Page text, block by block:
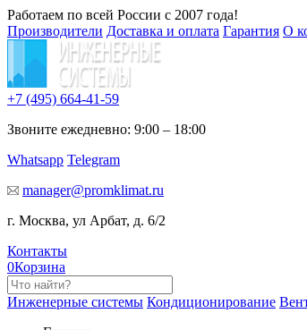
Работаем по всей России с 2007 года!
Производители Доставка и оплата Гарантия О
+7 (495) 664-41-59
Звоните ежедневно: 9:00 – 18:00
Whatsapp Telegram
manager@promklimat.ru
г. Москва, ул Арбат, д. 6/2
Контакты
0Корзина
Инженерные системы Кондиционирование